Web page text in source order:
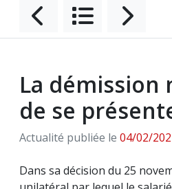
La démission
de se
Actualité publiée le 04/02/
Dans sa décision du 25